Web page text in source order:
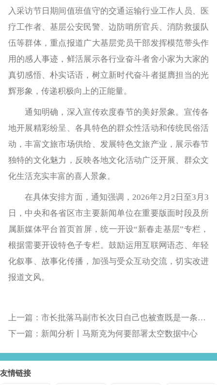
入采访节日期间值班值守的交通运输行业工作人员、医
疗工作者、基层公安民警、边防哨所官兵、消防救援队
伍等群体，重点报道广大基层党员干部发挥模范带头作
用的感人事迹，鲜活展示各行业奋斗者舍小家为大家的
真切感悟、朴实话语，树立新时代奋斗者挺膺担当的光
辉形象，传递积极向上的正能量。
通知明确，深入宣传欢度春节的美好景象。宣传各
地开展精彩纷呈、各具特色的群众性活动和传统民俗活
动，丰富文旅市场供给、发展特色文旅产业，展示春节
独特的文化魅力，反映各地文化活动广泛开展、群众文
化生活充实丰富的喜人景象。
在具体安排方面，通知强调，2026年2月2日至3月3
日，中央和各省区市主要新闻单位在重要版面时段及所
属新媒体平台首页首屏，统一开设“新春走基层”专栏，
根据需要开设特色子专栏。鼓励运用互联网语态、年轻
化叙事、故事化传播，加强与受众互动交流，切实改进
报道文风。
上一篇：市长批落马副市长次日自己也被查既是一条新闻更是一记沉重的警钟那些还在装睡的人应该醒醒了！
下一篇：新闻分析丨马斯克为何要部署太空数据中心
友情链接